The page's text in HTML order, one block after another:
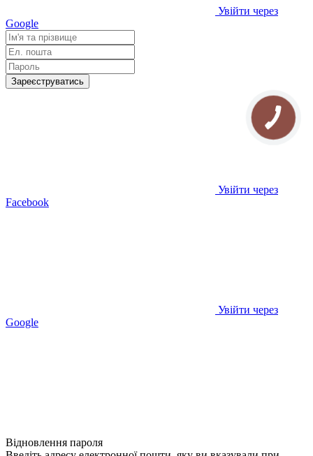
Увійти через
Google
Зареєструватись
Увійти через
Facebook
Увійти через
Google
Відновлення пароля